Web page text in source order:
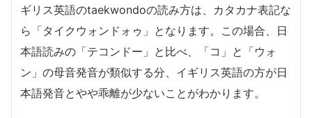
ギリス英語のtaekwondoの読み方は、カタカナ表記な
ら「タイクウォンドォゥ」となります。この場合、日
本語読みの「テコンドー」と比べ、「コ」と「ウォ
ン」の母音発音が類似する分、イギリス英語の方が日
本語発音とやや乖離が少ないことがわかります。